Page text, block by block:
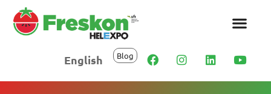
English Blog